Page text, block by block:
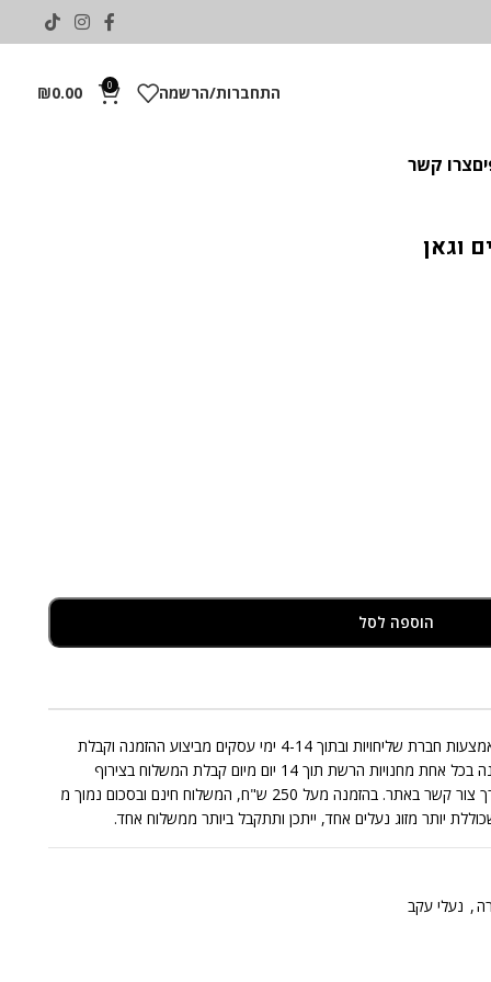
התחברות/הרשמה 0
₪0.00
צרו קשר
וגאן
הוספה לסל
אספקת המוצרים המצויים במלאי תבוצע באמצעות חברת שליחויות ובתוך 4-14 ימי עסקים מביצוע ההזמנה וקבלת
התשלום בגינה. החלפות/החזרות תתאפשרנה בכל אחת מחנויות הרשת תוך 14 יום מיום קבלת המשלוח בצירוף
החשבונית בכפוף לתקנון או בפניה אלינו דרך צור קשר באתר. בהזמנה מעל 250 ש"ח, המשלוח חינם ובסכום נמוך מ
, נעלי עקב